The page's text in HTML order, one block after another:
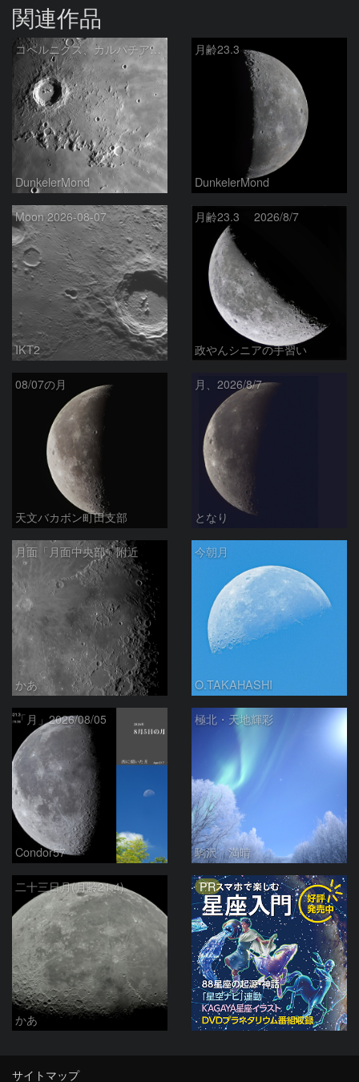
関連作品
コペルニクス、カルパチア山脈付近
DunkelerMond
月齢23.3
DunkelerMond
Moon 2026-08-07
IKT2
月齢23.3 2026/8/7
政やんシニアの手習い
08/07の月
天文バカボン町田支部
月、2026/8/7
となり
月面「月面中央部」附近
かあ
今朝月
O.TAKAHASHI
「月」2026/08/05
Condor57
極北・天地輝彩
駒沢 満晴
二十三日月(月齢21.4)
かあ
PR
サイトマップ